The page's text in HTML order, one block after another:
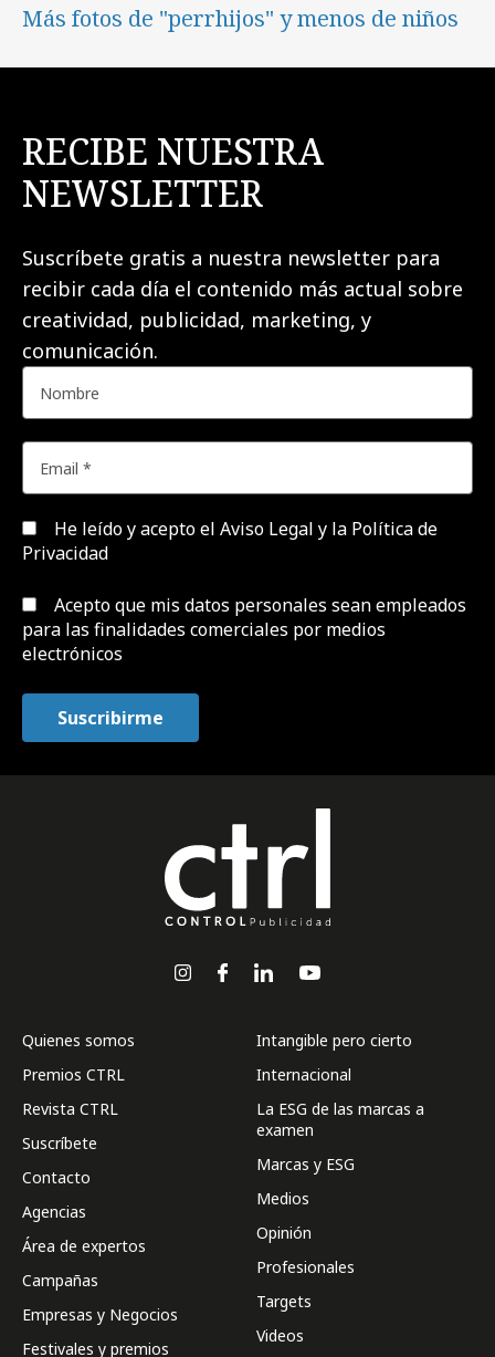
Más fotos de "perrhijos" y menos de niños
RECIBE NUESTRA
NEWSLETTER
Suscríbete gratis a nuestra newsletter para
recibir cada día el contenido más actual sobre
creatividad, publicidad, marketing, y
comunicación.
He leído y acepto el Aviso Legal y la Política de
Privacidad
Acepto que mis datos personales sean empleados
para las finalidades comerciales por medios
electrónicos
Quienes somos
Premios CTRL
Revista CTRL
Suscríbete
Contacto
Agencias
Área de expertos
Campañas
Empresas y Negocios
Festivales y premios
Intangible pero cierto
Internacional
La ESG de las marcas a
examen
Marcas y ESG
Medios
Opinión
Profesionales
Targets
Videos